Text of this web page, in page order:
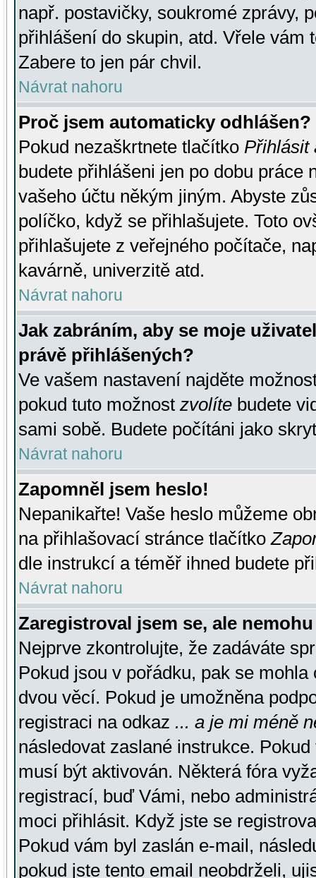
např. postavičky, soukromé zprávy,
přihlášení do skupin, atd. Vřele vám
Zabere to jen pár chvil.
Návrat nahoru
Proč jsem automaticky odhlášen?
Pokud nezaškrtnete tlačítko Přihlásit
budete přihlášeni jen po dobu práce
vašeho účtu někým jiným. Abyste
políčko, když se přihlašujete. Toto
přihlašujete z veřejného počítače,
kavárně, univerzitě atd.
Návrat nahoru
Jak zabráním, aby se moje
právě přihlášených?
Ve vašem nastavení najděte
pokud tuto možnost zvolíte budete
sami sobě. Budete počítáni jako
Návrat nahoru
Zapomněl jsem heslo!
Nepanikařte! Vaše heslo můžeme
na přihlašovací stránce tlačítko
dle instrukcí a téměř ihned budete
Návrat nahoru
Zaregistroval jsem se, ale
Nejprve zkontrolujte, že zadáváte
Pokud jsou v pořádku, pak se
dvou věcí. Pokud je umožněna
registraci na odkaz ... a je mi méně
následovat zaslané instrukce.
musí být aktivován. Některá fóra
registrací, buď Vámi, nebo
moci přihlásit. Když jste se
Pokud vám byl zaslán e-mail,
pokud jste tento email neobdrželi,